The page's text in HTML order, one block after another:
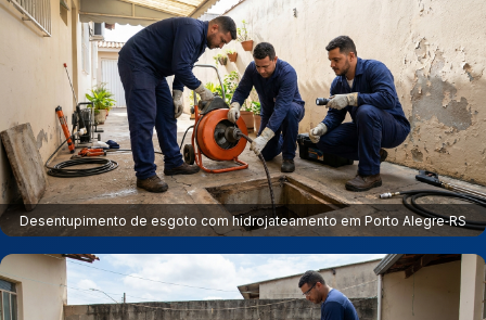
Desentupimento de esgoto com hidrojateamento em Porto Alegre‑RS